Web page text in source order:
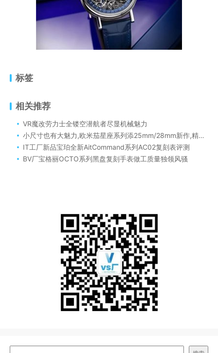
标签
相关推荐
VR魔改劳力士全镂空潜航者尽显机械魅力
小尺寸也有大魅力,欧米茄星座系列添25mm/28mm新作,精致感拉满
IT工厂新品宝珀全新AitCommand系列AC02复刻表评测
BV厂宝格丽OCTO系列黑盘复刻手表做工质量独领风骚